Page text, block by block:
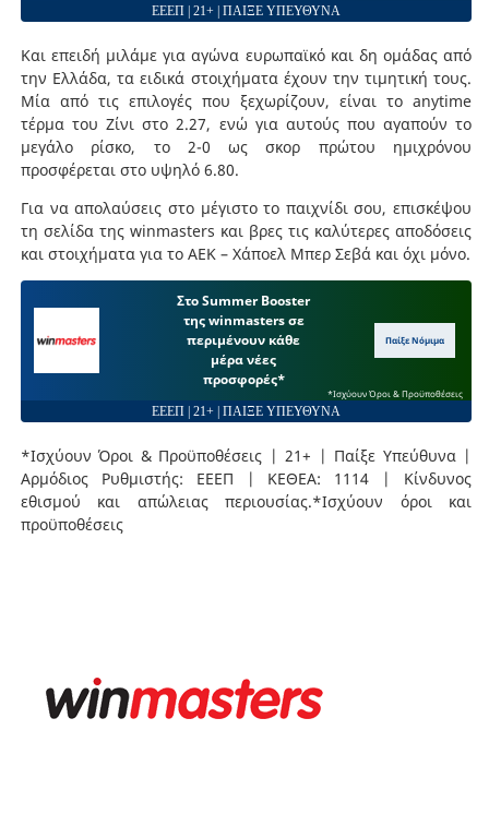
ΕΕΕΠ | 21+ | ΠΑΙΞΕ ΥΠΕΥΘΥΝΑ
Και επειδή μιλάμε για αγώνα ευρωπαϊκό και δη ομάδας από
την Ελλάδα, τα ειδικά στοιχήματα έχουν την τιμητική τους.
Μία από τις επιλογές που ξεχωρίζουν, είναι το anytime
τέρμα του Ζίνι στο 2.27, ενώ για αυτούς που αγαπούν το
μεγάλο ρίσκο, το 2-0 ως σκορ πρώτου ημιχρόνου
προσφέρεται στο υψηλό 6.80.
Για να απολαύσεις στο μέγιστο το παιχνίδι σου, επισκέψου
τη σελίδα της winmasters και βρες τις καλύτερες αποδόσεις
και στοιχήματα για το ΑΕΚ – Χάποελ Μπερ Σεβά και όχι μόνο.
Στο Summer Booster
της winmasters σε
περιμένουν κάθε
μέρα νέες
προσφορές*
Παίξε Νόμιμα
*Ισχύουν Όροι & Προϋποθέσεις
ΕΕΕΠ | 21+ | ΠΑΙΞΕ ΥΠΕΥΘΥΝΑ
*Ισχύουν Όροι & Προϋποθέσεις | 21+ | Παίξε Υπεύθυνα |
Αρμόδιος Ρυθμιστής: ΕΕΕΠ | ΚΕΘΕΑ: 1114 | Κίνδυνος
εθισμού και απώλειας περιουσίας.*Ισχύουν όροι και
προϋποθέσεις